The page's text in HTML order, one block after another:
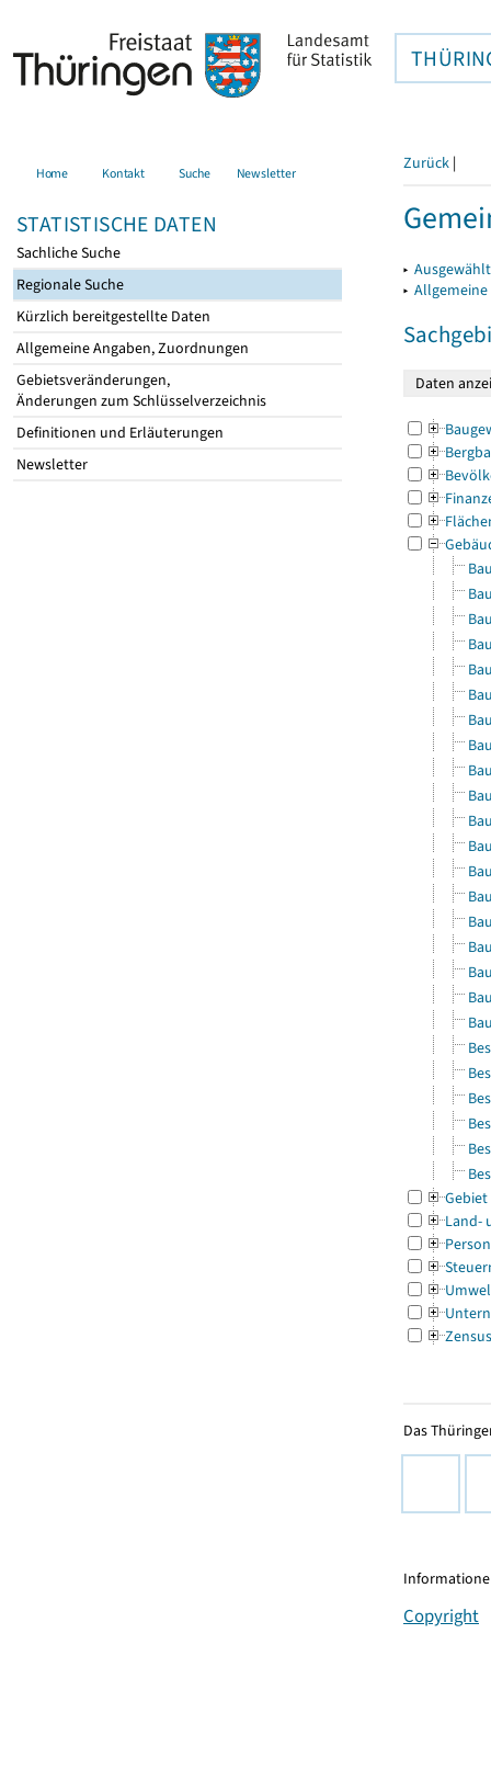
Home Kontakt Suche Newsletter
STATISTISCHE DATEN
Sachliche Suche
Regionale Suche
Kürzlich bereitgestellte Daten
Allgemeine Angaben, Zuordnungen
Gebietsveränderungen,
Änderungen zum Schlüsselverzeichnis
Definitionen und Erläuterungen
Newsletter
Zurück |
▸
▸
Gebiet
Land-
Zensus
Das
Copyright